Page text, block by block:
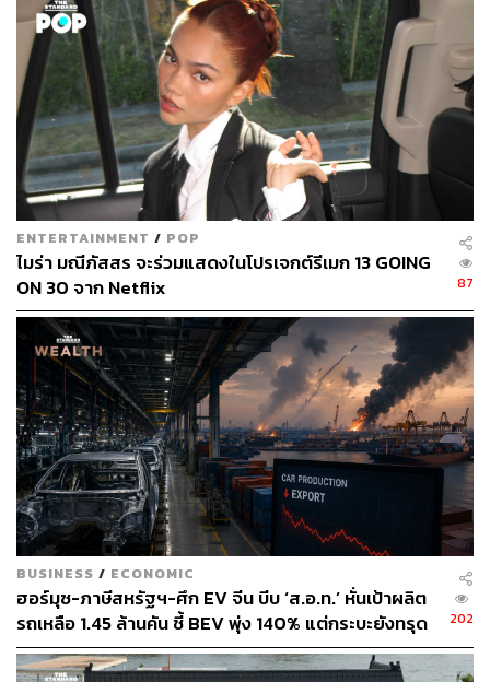
ENTERTAINMENT / POP
ไมร่า มณีภัสสร จะร่วมแสดงในโปรเจกต์รีเมก 13 GOING
ON 30 จาก Netflix
87
BUSINESS / ECONOMIC
ฮอร์มุซ-ภาษีสหรัฐฯ-ศึก EV จีน บีบ ‘ส.อ.ท.’ หั่นเป้าผลิต
รถเหลือ 1.45 ล้านคัน ชี้ BEV พุ่ง 140% แต่กระบะยังทรุด
202